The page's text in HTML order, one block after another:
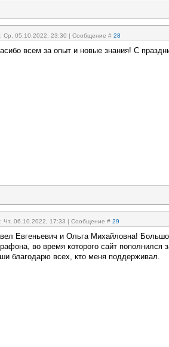
Ср, 05.10.2022, 23:30 | Сообщение # 28
всем за опыт и новые знания! С
Чт, 06.10.2022, 17:33 | Сообщение # 29
Евгеньевич и Ольга Михайловна!
во время которого сайт
благодарю всех, кто меня поддерживал.